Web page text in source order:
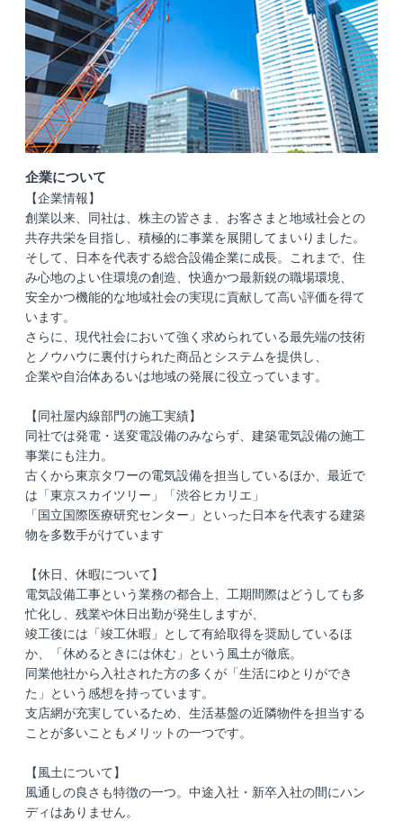
企業について
【企業情報】
創業以来、同社は、株主の皆さま、お客さまと地域社会との
共存共栄を目指し、積極的に事業を展開してまいりました。
そして、日本を代表する総合設備企業に成長。これまで、住
み心地のよい住環境の創造、快適かつ最新鋭の職場環境、
安全かつ機能的な地域社会の実現に貢献して高い評価を得て
います。
さらに、現代社会において強く求められている最先端の技術
とノウハウに裏付けられた商品とシステムを提供し、
企業や自治体あるいは地域の発展に役立っています。
【同社屋内線部門の施工実績】
同社では発電・送変電設備のみならず、建築電気設備の施工
事業にも注力。
古くから東京タワーの電気設備を担当しているほか、最近で
は「東京スカイツリー」「渋谷ヒカリエ」
「国立国際医療研究センター」といった日本を代表する建築
物を多数手がけています
【休日、休暇について】
電気設備工事という業務の都合上、工期間際はどうしても多
忙化し、残業や休日出勤が発生しますが、
竣工後には「竣工休暇」として有給取得を奨励しているほ
か、「休めるときには休む」という風土が徹底。
同業他社から入社された方の多くが「生活にゆとりができ
た」という感想を持っています。
支店網が充実しているため、生活基盤の近隣物件を担当する
ことが多いこともメリットの一つです。
【風土について】
風通しの良さも特徴の一つ。中途入社・新卒入社の間にハン
ディはありません。